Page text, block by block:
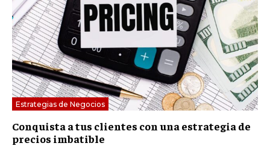
Estrategias de Negocios
Conquista a tus clientes con una estrategia de
precios imbatible